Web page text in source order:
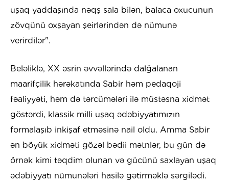
uşaq yaddaşında nəqş sala bilən, balaca oxucunun
zövqünü oxşayan şeirlərindən də nümunə
verirdilər".
Beləliklə, XX əsrin əvvəllərində dalğalanan
maarifçilik hərəkatında Sabir həm pedaqoji
fəaliyyəti, həm də tərcümələri ilə müstəsna xidmət
göstərdi, klassik milli uşaq ədəbiyyatımızın
formalaşıb inkişaf etməsinə nail oldu. Amma Sabir
ən böyük xidməti gözəl bədii mətnlər, bu gün də
örnək kimi təqdim olunan və gücünü saxlayan uşaq
ədəbiyyatı nümunələri hasilə gətirməklə sərgilədi.